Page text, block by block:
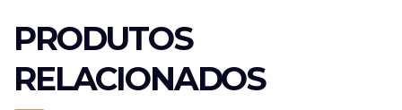
PRODUTOS
RELACIONADOS